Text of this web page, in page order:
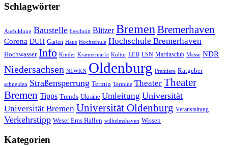
Schlagwörter
Ausbildung Baustelle beschnitt Blitzer Bremen Bremerhaven
Corona DUH Garten Haus Hochschule Hochschule Bremerhaven
Hochwasser Info Kinder Kramermarkt Kultur LEB LSN Martinsclub Messe NDR
Niedersachsen NLWKN Oldenburg Premiere Ratgeber
schneiden Straßensperrung Termin Termine Theater Theater
Bremen Tipps Trends Ukraine Umleitung Universität
Universität Bremen Universität Oldenburg Veranstaltung
Verkehrstipp Weser Ems Hallen wilhelmshaven Wissen
Kategorien